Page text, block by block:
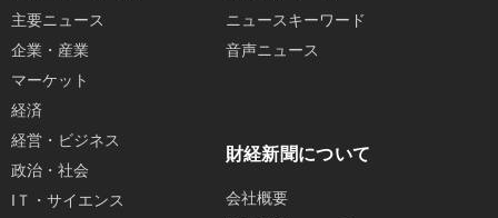
主要ニュース
企業・産業
マーケット
経済
経営・ビジネス
政治・社会
IＴ・サイエンス
ニュースキーワード
音声ニュース
財経新聞について
会社概要